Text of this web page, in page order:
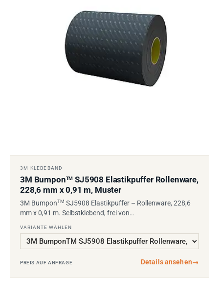
3M KLEBEBAND
3M BumponTM SJ5908 Elastikpuffer Rollenware,
228,6 mm x 0,91 m, Muster
3M BumponTM SJ5908 Elastikpuffer – Rollenware, 228,6
mm x 0,91 m. Selbstklebend, frei von…
VARIANTE WÄHLEN
PREIS AUF ANFRAGE Details ansehen→